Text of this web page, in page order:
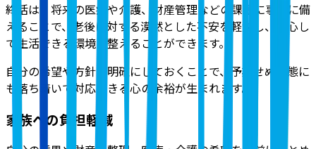
終活は、将来の医療や介護、財産管理などの課題に事前に備
えることで、老後に対する漠然とした不安を軽減し、安心し
て生活できる環境を整えることができます。
自分の希望や方針を明確にしておくことで、予期せぬ事態に
も落ち着いて対応できる心の余裕が生まれます。
家族への負担軽減